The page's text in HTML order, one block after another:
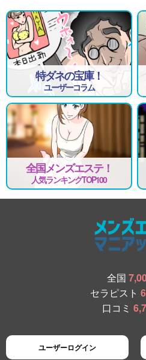
特ダネの宝庫！
ユーザーコラム
全国メンズエステ！
人気ランキングTOP100
全国
セラピスト
口コミ
ユーザーログイン